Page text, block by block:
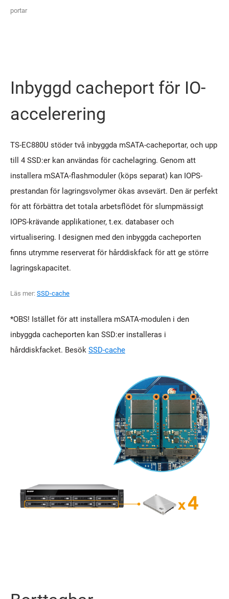
portar
Inbyggd cacheport för IO-
accelerering
TS-EC880U stöder två inbyggda mSATA-cacheportar, och upp
till 4 SSD:er kan användas för cachelagring. Genom att
installera mSATA-flashmoduler (köps separat) kan IOPS-
prestandan för lagringsvolymer ökas avsevärt. Den är perfekt
för att förbättra det totala arbetsflödet för slumpmässigt
IOPS-krävande applikationer, t.ex. databaser och
virtualisering. I designen med den inbyggda cacheporten
finns utrymme reserverat för hårddiskfack för att ge större
lagringskapacitet.
Läs mer: SSD-cache
*OBS! Istället för att installera mSATA-modulen i den
inbyggda cacheporten kan SSD:er installeras i
hårddiskfacket. Besök SSD-cache